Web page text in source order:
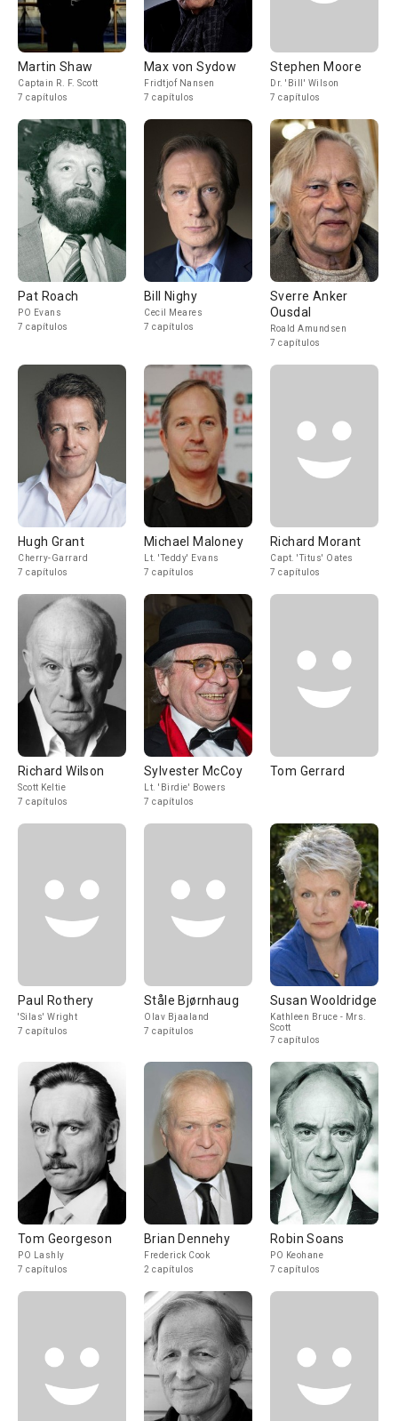
Martin Shaw
Captain R. F. Scott
7 capítulos
Max von Sydow
Fridtjof Nansen
7 capítulos
Stephen Moore
Dr. 'Bill' Wilson
7 capítulos
Pat Roach
PO Evans
7 capítulos
Bill Nighy
Cecil Meares
7 capítulos
Sverre Anker
Ousdal
Roald Amundsen
7 capítulos
Hugh Grant
Cherry-Garrard
7 capítulos
Michael Maloney
Lt. 'Teddy' Evans
7 capítulos
Richard Morant
Capt. 'Titus' Oates
7 capítulos
Richard Wilson
Scott Keltie
7 capítulos
Sylvester McCoy
Lt. 'Birdie' Bowers
7 capítulos
Tom Gerrard
Paul Rothery
'Silas' Wright
7 capítulos
Ståle Bjørnhaug
Olav Bjaaland
7 capítulos
Susan Wooldridge
Kathleen Bruce - Mrs.
Scott
7 capítulos
Tom Georgeson
PO Lashly
7 capítulos
Brian Dennehy
Frederick Cook
2 capítulos
Robin Soans
PO Keohane
7 capítulos